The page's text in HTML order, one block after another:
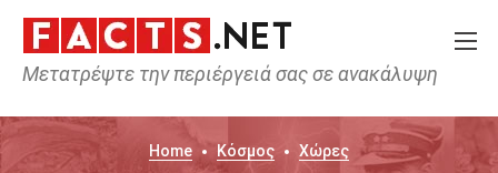
Μετατρέψτε την περιέργειά σας σε ανακάλυψη
Home Κόσμος Χώρες